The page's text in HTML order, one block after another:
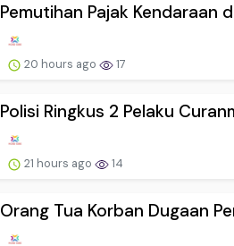
Pemutihan Pajak Kendaraan
20 hours ago 17
Polisi Ringkus 2 Pelaku
21 hours ago 14
Orang Tua Korban Dugaan